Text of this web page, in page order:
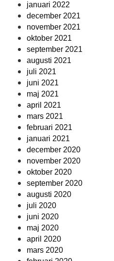
januari 2022
december 2021
november 2021
oktober 2021
september 2021
augusti 2021
juli 2021
juni 2021
maj 2021
april 2021
mars 2021
februari 2021
januari 2021
december 2020
november 2020
oktober 2020
september 2020
augusti 2020
juli 2020
juni 2020
maj 2020
april 2020
mars 2020